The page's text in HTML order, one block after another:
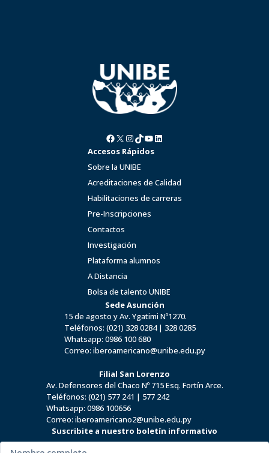
Facebook X InstagramTikTok YouTube LinkedIn
Accesos Rápidos
Sobre la UNIBE
Acreditaciones de Calidad
Habilitaciones de carreras
Pre-Inscripciones
Contactos
Investigación
Plataforma alumnos
A Distancia
Bolsa de talento UNIBE
Sede Asunción
15 de agosto y Av. Ygatimi Nº1270.
Teléfonos: (021) 328 0284| 328 0285
Whatsapp: 0986 100 680
Correo: iberoamericano@unibe.edu.py
Filial San Lorenzo
Av. Defensores del Chaco Nº 715 Esq. Fortín Arce.
Teléfonos: (021) 577 241 | 577 242
Whatsapp: 0986 100656
Correo: iberoamericano2@unibe.edu.py
Suscribite a nuestro boletín informativo